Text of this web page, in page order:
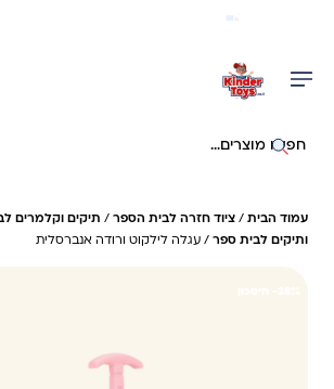
חיפוש באתר
עמוד הבית / ציוד חזרה לבית הספר / תיקים וקלמרים
ותיקים לבית ספר / עגלה לילקוט ורודה אנברסלית